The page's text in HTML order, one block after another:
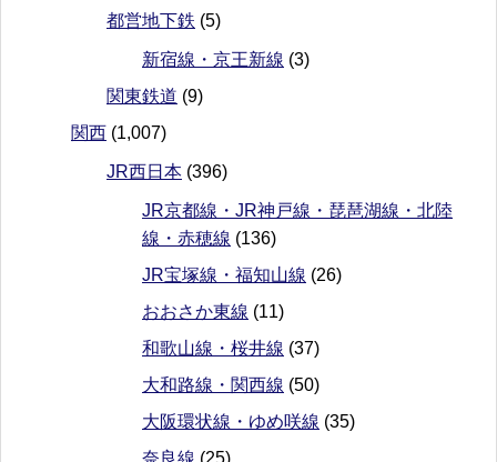
都営地下鉄 (5)
新宿線・京王新線 (3)
関東鉄道 (9)
関西 (1,007)
JR西日本 (396)
JR京都線・JR神戸線・琵琶湖線・北陸
線・赤穂線 (136)
JR宝塚線・福知山線 (26)
おおさか東線 (11)
和歌山線・桜井線 (37)
大和路線・関西線 (50)
大阪環状線・ゆめ咲線 (35)
奈良線 (25)